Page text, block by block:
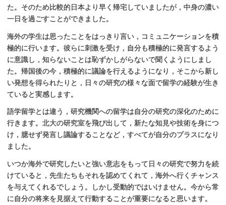
た。そのため比較的日本より早く帰宅していましたが，中身の濃い
一日を過ごすことができました。
海外の学生は思ったことをはっきり言い，コミュニケーションを積
極的に行います。彼らに刺激を受け，自分も積極的に発言するよう
に意識し，知らないことは恥ずかしがらないで聞くようにしまし
た。帰国後の今，積極的に議論を行えるようになり，そこから新し
い発想を得られたりと，日々の研究の様々な面で留学の経験が生き
ていると実感します。
語学留学とは違う，研究機関への留学は自分の研究の深化のために
行きます。北大の研究室を飛び出して，新たな知見や技術を身につ
け，臆せず発言し議論することなど，すべてが自分のプラスになり
ました。
いつか海外で研究したいと強い意志をもって日々の研究で努力を続
けていると，先生たちもそれを認めてくれて，海外へ行くチャンス
を与えてくれるでしょう。しかし受動的ではいけません。今から常
に自分の将来を見据えて行動することが重要になると思います。